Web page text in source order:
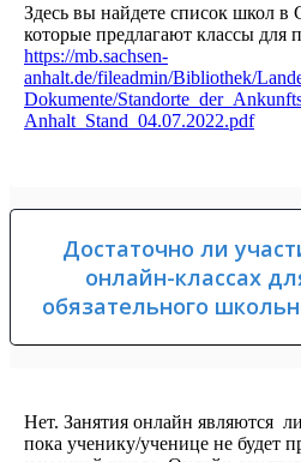
Здесь вы найдете список школ в
которые предлагают классы для
https://mb.sachsen-
anhalt.de/fileadmin/Bibliothek/
Dokumente/
Anhalt_Stand_04.07.2022.pdf
Достаточно ли
онлайн-классах
обязательного
Нет. Занятия онлайн являются
пока ученику/ученице не будет